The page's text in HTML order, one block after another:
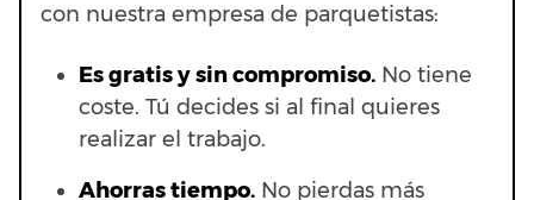
con nuestra empresa de parquetistas:
Es gratis y sin compromiso. No tiene
coste. Tú decides si al final quieres
realizar el trabajo.
Ahorras tiempo. No pierdas más